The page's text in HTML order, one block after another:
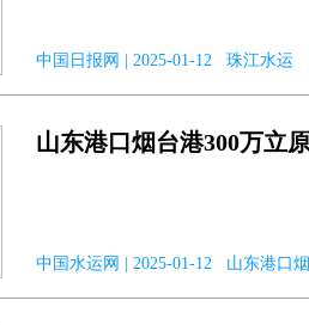
中国日报网 | 2025-01-12 珠江水运
山东港口烟台港300万立
中国水运网 | 2025-01-12 山东港口